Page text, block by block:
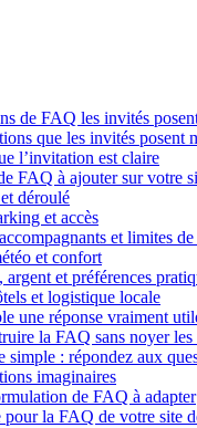
de FAQ les invités
que les invités posent
l’invitation est claire
FAQ à ajouter sur votre
déroulé
et accès
et limites
et confort
argent et préférences
et logistique locale
une réponse vraiment
la FAQ sans noyer
simple : répondez aux
imaginaires
de FAQ à adapter
la FAQ de votre site